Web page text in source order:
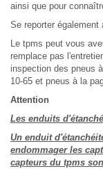
ainsi que pour
Se reporter également
Le tpms peut vous
remplace pas
inspection des pneus
10-65 et pneus à la
Attention
Les enduits
Un enduit
endommager les
capteurs du tpms